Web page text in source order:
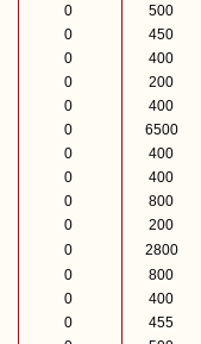
0 500
0 450
0 400
0 200
0 400
0 6500
0 400
0 400
0 800
0 200
0 2800
0 800
0 400
0 455